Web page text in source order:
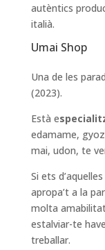
autèntics
italià.
Umai Shop
Una de les
(2023).
Està e
edamame,
mai, udon, te
Si ets
apropa’t a la
molta
estalviar-te
treballar.